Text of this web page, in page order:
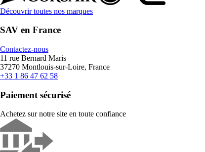
Découvrir toutes nos marques
SAV en France
Contactez-nous
11 rue Bernard Maris
37270 Montlouis-sur-Loire, France
+33 1 86 47 62 58
Paiement sécurisé
Achetez sur notre site en toute confiance